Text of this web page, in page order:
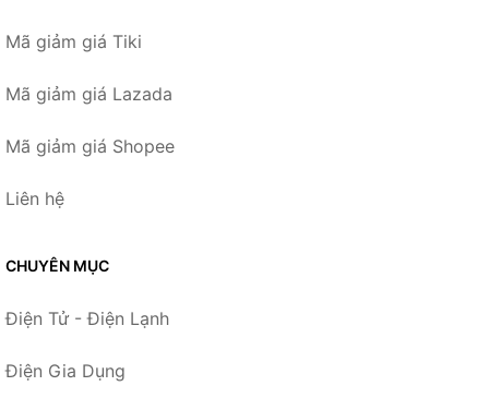
Mã giảm giá Tiki
Mã giảm giá Lazada
Mã giảm giá Shopee
Liên hệ
CHUYÊN MỤC
Điện Tử - Điện Lạnh
Điện Gia Dụng